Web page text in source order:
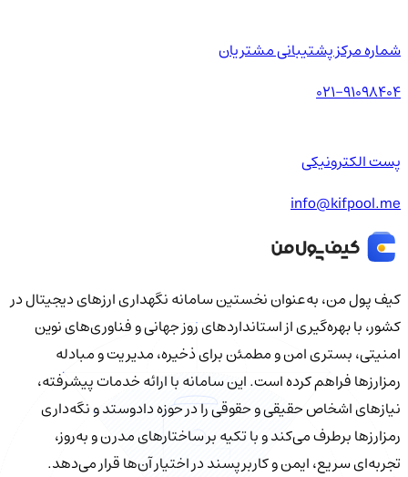
شماره مرکز پشتیبانی مشتریان
021-91098404
پست الکترونیکی
info@kifpool.me
کیف‌ پول من، به‌عنوان نخستین سامانه نگهداری ارزهای دیجیتال در
کشور، با بهره‌گیری از استانداردهای روز جهانی و فناوری‌های نوین
امنیتی، بستری امن و مطمئن برای ذخیره، مدیریت و مبادله
رمزارزها فراهم کرده است. این سامانه با ارائه خدمات پیشرفته،
نیازهای اشخاص حقیقی و حقوقی را در حوزه دادوستد و نگه‌داری
رمزارزها برطرف می‌کند و با تکیه بر ساختارهای مدرن و به‌روز،
تجربه‌ای سریع، ایمن و کاربرپسند در اختیار آن‌ها قرار می‌دهد.